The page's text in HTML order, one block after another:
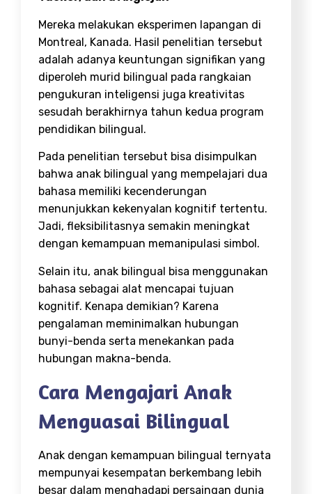
Mereka melakukan eksperimen lapangan di
Montreal, Kanada. Hasil penelitian tersebut
adalah adanya keuntungan signifikan yang
diperoleh murid bilingual pada rangkaian
pengukuran inteligensi juga kreativitas
sesudah berakhirnya tahun kedua program
pendidikan bilingual.
Pada penelitian tersebut bisa disimpulkan
bahwa anak bilingual yang mempelajari dua
bahasa memiliki kecenderungan
menunjukkan kekenyalan kognitif tertentu.
Jadi, fleksibilitasnya semakin meningkat
dengan kemampuan memanipulasi simbol.
Selain itu, anak bilingual bisa menggunakan
bahasa sebagai alat mencapai tujuan
kognitif. Kenapa demikian? Karena
pengalaman meminimalkan hubungan
bunyi-benda serta menekankan pada
hubungan makna-benda.
Cara Mengajari Anak
Menguasai Bilingual
Anak dengan kemampuan bilingual ternyata
mempunyai kesempatan berkembang lebih
besar dalam menghadapi persaingan dunia